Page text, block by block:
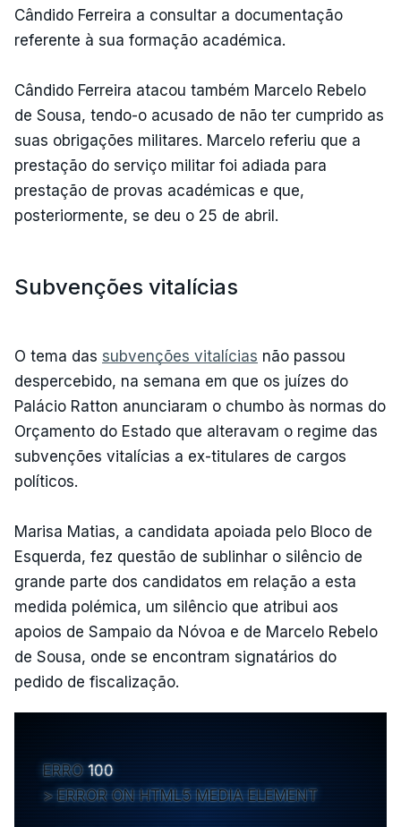
Cândido Ferreira a consultar a documentação
referente à sua formação académica.
Cândido Ferreira atacou também Marcelo Rebelo
de Sousa, tendo-o acusado de não ter cumprido as
suas obrigações militares. Marcelo referiu que a
prestação do serviço militar foi adiada para
prestação de provas académicas e que,
posteriormente, se deu o 25 de abril.
Subvenções vitalícias
O tema das subvenções vitalícias não passou
despercebido, na semana em que os juízes do
Palácio Ratton anunciaram o chumbo às normas do
Orçamento do Estado que alteravam o regime das
subvenções vitalícias a ex-titulares de cargos
políticos.
Marisa Matias, a candidata apoiada pelo Bloco de
Esquerda, fez questão de sublinhar o silêncio de
grande parte dos candidatos em relação a esta
medida polémica, um silêncio que atribui aos
apoios de Sampaio da Nóvoa e de Marcelo Rebelo
de Sousa, onde se encontram signatários do
pedido de fiscalização.
ERRO 100
ERROR ON HTML5 MEDIA ELEMENT